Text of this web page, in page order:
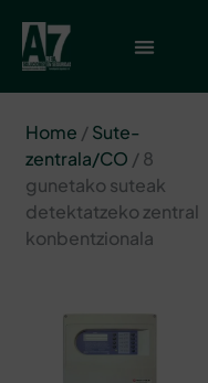
Home /Sute-
zentrala/CO / 8
gunetako suteak
detektatzeko zentral
konbentzionala